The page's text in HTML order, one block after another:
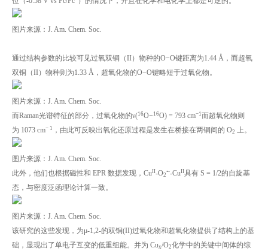
图片来源：J. Am. Chem. Soc.
通过结构参数的比较可见过氧双铜（II）物种的O−O键距离为1.44 Å，而超氧
双铜（II）物种则为1.33 Å，超氧化物的O−O键略短于过氧化物。
图片来源：J. Am. Chem. Soc.
而Raman光谱特征的部分，过氧化物的ν(16O− 16O) = 793 cm−1 而超氧化物则
为 1073 cm− 1 ，由此可反映出氧化还原过程是发生在桥接在两铜间的 O2 上。
图片来源：J. Am. Chem. Soc.
此外，他们也根据磁性和 EPR 数据发现，CuII-O2
•--CuII具有 S = 1/2的自旋基
态，与密度泛函理论计算一致。
图片来源：J. Am. Chem. Soc.
该研究的这些发现，为μ-1,2-的双铜(II)过氧化物和超氧化物提供了结构上的基
础，显现出了单电子互变的低重组能。并为 Cux/O2化学中的关键中间体的综